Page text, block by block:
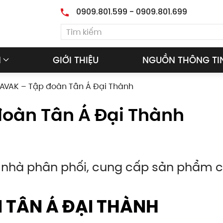
0909.801.599 - 0909.801.699
GIỚI THIỆU NGUỒN THÔNG
– Tập đoàn Tân Á Đại Thành
Tân Á Đại Thành
nhà phân phối, cung cấp sản phẩm
Á ĐẠI THÀNH